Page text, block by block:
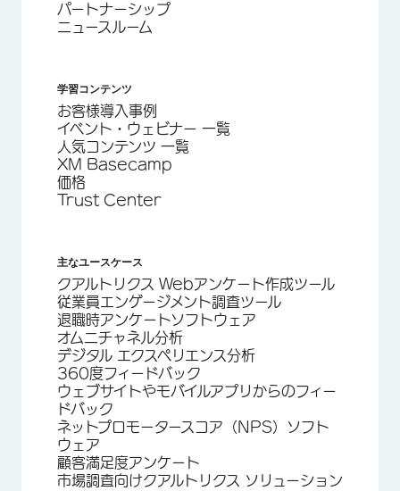
パートナーシップ
ニュースルーム
学習コンテンツ
お客様導入事例
イベント・ウェビナー 一覧
人気コンテンツ 一覧
XM Basecamp
価格
Trust Center
主なユースケース
クアルトリクス Webアンケート作成ツール
従業員エンゲージメント調査ツール
退職時アンケートソフトウェア
オムニチャネル分析
デジタル エクスペリエンス分析
360度フィードバック
ウェブサイトやモバイルアプリからのフィー
ドバック
ネットプロモータースコア（NPS）ソフト
ウェア
顧客満足度アンケート
市場調査向けクアルトリクス ソリューション